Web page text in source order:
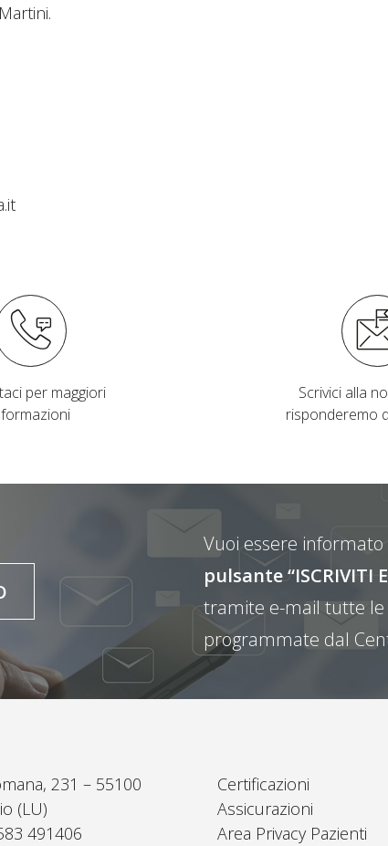
per maggiori
Scrivici alla
risponderemo
Vuoi essere
pulsante “ISCRIVITI
tramite e-mail tutte le
programmate dal
231 – 55100
(LU)
491406
Certificazioni
Assicurazioni
Area Privacy Pazienti